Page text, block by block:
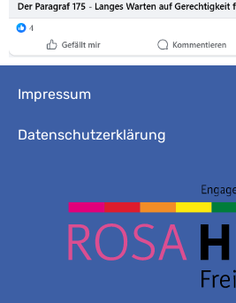
Impressum
Datenschutzerklärung